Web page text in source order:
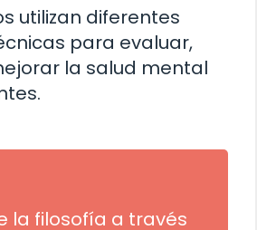
utilizan diferentes
para evaluar,
la salud mental
la filosofía a través